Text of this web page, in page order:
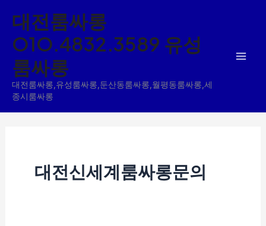
뛰
대전룸싸롱
O1O.4832.3589 유성
룸싸롱
대전룸싸롱,유성룸싸롱,둔산동룸싸롱,월평동룸싸롱,세
종시룸싸롱
대전신세계룸싸롱문의